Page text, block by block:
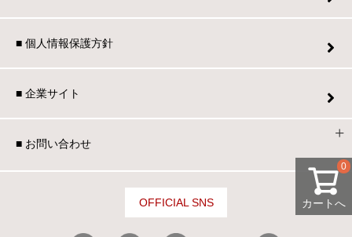
カートへ
0
■ 個人情報保護方針
■ 企業サイト
■ お問い合わせ
OFFICIAL SNS